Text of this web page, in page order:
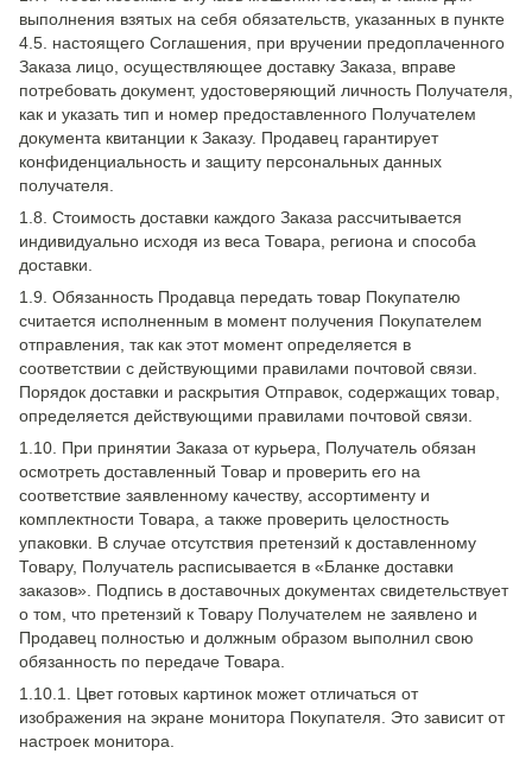
выполнения взятых на себя обязательств, указанных в пункте
4.5. настоящего Соглашения, при вручении предоплаченного
Заказа лицо, осуществляющее доставку Заказа, вправе
потребовать документ, удостоверяющий личность Получателя,
как и указать тип и номер предоставленного Получателем
документа квитанции к Заказу. Продавец гарантирует
конфиденциальность и защиту персональных данных
получателя.
1.8. Стоимость доставки каждого Заказа рассчитывается
индивидуально исходя из веса Товара, региона и способа
доставки.
1.9. Обязанность Продавца передать товар Покупателю
считается исполненным в момент получения Покупателем
отправления, так как этот момент определяется в
соответствии с действующими правилами почтовой связи.
Порядок доставки и раскрытия Отправок, содержащих товар,
определяется действующими правилами почтовой связи.
1.10. При принятии Заказа от курьера, Получатель обязан
осмотреть доставленный Товар и проверить его на
соответствие заявленному качеству, ассортименту и
комплектности Товара, а также проверить целостность
упаковки. В случае отсутствия претензий к доставленному
Товару, Получатель расписывается в «Бланке доставки
заказов». Подпись в доставочных документах свидетельствует
о том, что претензий к Товару Получателем не заявлено и
Продавец полностью и должным образом выполнил свою
обязанность по передаче Товара.
1.10.1. Цвет готовых картинок может отличаться от
изображения на экране монитора Покупателя. Это зависит от
настроек монитора.